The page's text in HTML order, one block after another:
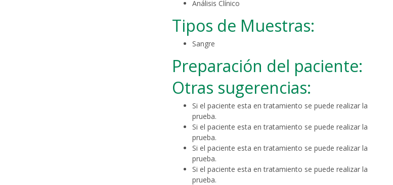
Análisis Clínico
Tipos de Muestras:
Sangre
Preparación del paciente:
Otras sugerencias:
Si el paciente esta en tratamiento se puede realizar la
prueba.
Si el paciente esta en tratamiento se puede realizar la
prueba.
Si el paciente esta en tratamiento se puede realizar la
prueba.
Si el paciente esta en tratamiento se puede realizar la
prueba.